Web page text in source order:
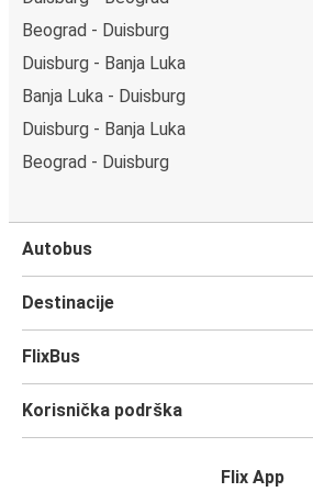
Beograd - Duisburg
Duisburg - Banja Luka
Banja Luka - Duisburg
Duisburg - Banja Luka
Beograd - Duisburg
Autobus
Destinacije
FlixBus
Korisnička podrška
Flix App